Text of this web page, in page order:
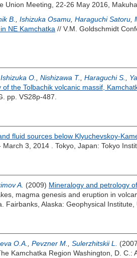
Union Meeting, 22-26 May 2016,
B. Ishizuka Osamu Haraguchi Satoru
NE Kamchatka // V.M. Goldschmidt
Ishizuka O. Nishizawa T. Haraguchi S.
the Tolbachik volcanic massif,
pp. VS28p-487.
fluid sources below Klyuchevskoy-
3, 2014 . Tokyo, Japan: Tokyo
A. (2009) Mineralogy and petrology
magma genesis and eruption in
Alaska: Geophysical Institute,
O.A. Pevzner M. Sulerzhitskii L.
Kamchatka Region Washington, D. C.: